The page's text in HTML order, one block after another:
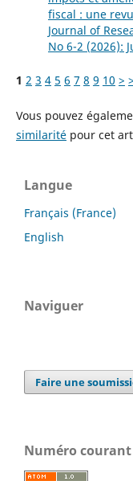
fiscal : une
Journal of
No 6-2 (2026):
1 2 3 4 5 6 7 8 9 10 >
Vous pouvez
similaritépour cet
Langue
Français (France)
English
Naviguer
Faire une
Numéro courant